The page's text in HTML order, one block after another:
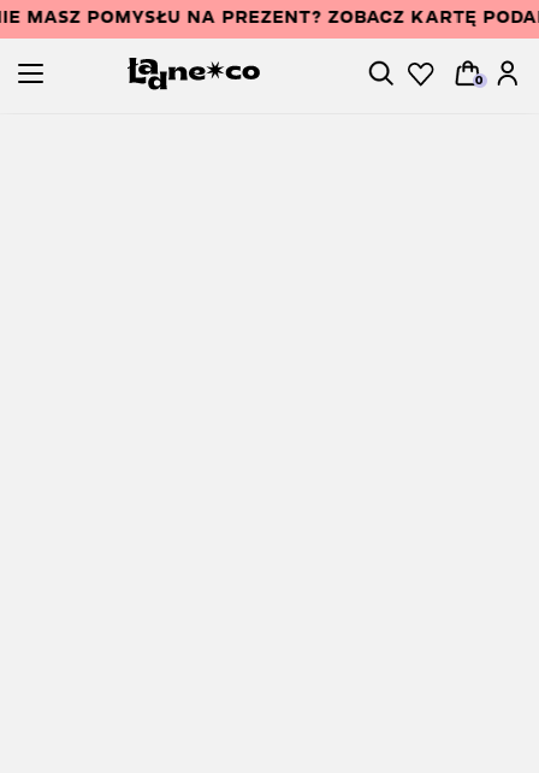
MASZ POMYSŁU NA PREZENT? ZOBACZ KARTĘ
0